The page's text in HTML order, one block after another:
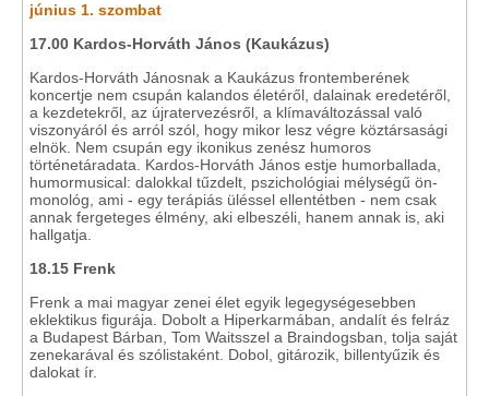
június 1. szombat
17.00 Kardos-Horváth János (Kaukázus)
Kardos-Horváth Jánosnak a Kaukázus frontemberének
koncertje nem csupán kalandos életéről, dalainak eredetéről,
a kezdetekről, az újratervezésről, a klímaváltozással való
viszonyáról és arról szól, hogy mikor lesz végre köztársasági
elnök. Nem csupán egy ikonikus zenész humoros
történetáradata. Kardos-Horváth János estje humorballada,
humormusical: dalokkal tűzdelt, pszichológiai mélységű ön-
monológ, ami - egy terápiás üléssel ellentétben - nem csak
annak fergeteges élmény, aki elbeszéli, hanem annak is, aki
hallgatja.
18.15 Frenk
Frenk a mai magyar zenei élet egyik legegységesebben
eklektikus figurája. Dobolt a Hiperkarmában, andalít és felráz
a Budapest Bárban, Tom Waitsszel a Braindogsban, tolja saját
zenekarával és szólistaként. Dobol, gitározik, billentyűzik és
dalokat ír.